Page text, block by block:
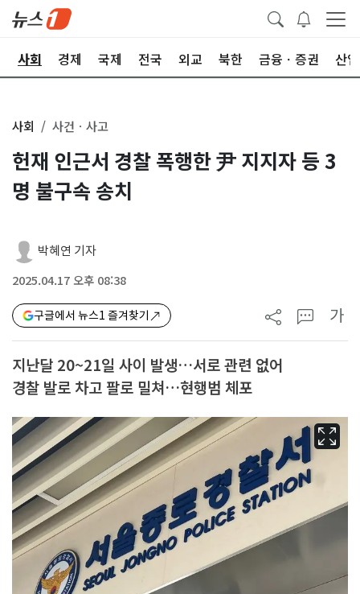
사회 경제 국제 전국 외교 북한 금융ㆍ증권 산업
사회 사건ㆍ사고
헌재 인근서 경찰 폭행한 尹 지지자 등 3
명 불구속 송치
박혜연 기자
2025.04.17 오후 08:38
구글에서 뉴스1 즐겨찾기 가
지난달 20~21일 사이 발생…서로 관련 없어
경찰 발로 차고 팔로 밀쳐…현행범 체포